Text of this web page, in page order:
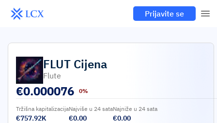
Prijavite se
FLUT Cijena
Flute
€0.000076 0%
Tržišna kapitalizacija
€757.92K
Najviše u 24 sata
€0.00
Najniže u 24 sata
€0.00